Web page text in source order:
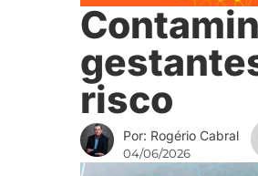
risco
Por: Rogério Cabral
04/06/2026